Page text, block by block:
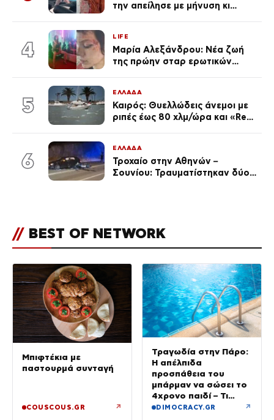
την απείλησε με μήνυση κι
ποια είσαι σοκαρίστικα»
4
LIFE
Μαρία Αλεξάνδρου: Νέα ζωή
της πρώην σταρ ερωτικών
(Φωτογραφίες)
5
ΕΛΛΑΔΑ
Καιρός: Θυελλώδεις άνεμοι με
ριπές έως 80 χλμ/ώρα και «Red
6
ΕΛΛΑΔΑ
Τροχαίο στην Αθηνών –
Σουνίου: Τραυματίστηκαν δύο
// BEST OF NETWORK
Μπιφτέκια με
παστουρμά συνταγή
COUSCOUS.GR ↗
Τραγωδία στην Πάρο:
Η απέλπιδα
προσπάθεια του
μπάρμαν να σώσει το
4χρονο παιδί – Τι
ερευνούν οι αρχές
DIMOCRACY.GR ↗